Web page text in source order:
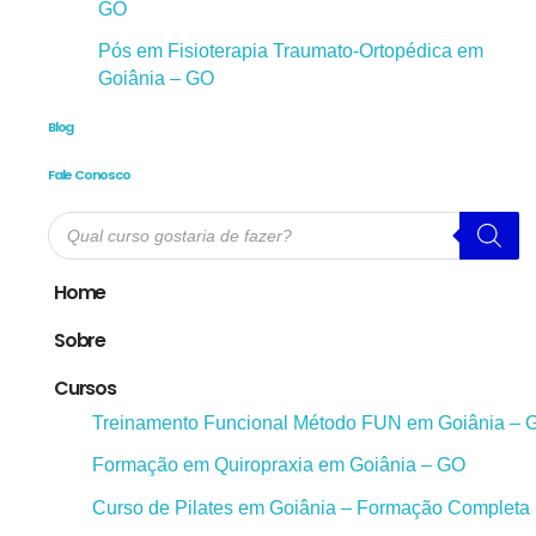
GO
Pós em Fisioterapia Traumato-Ortopédica em
Goiânia – GO
Blog
Fale Conosco
Pesquisar
produtos
Home
Sobre
Cursos
Treinamento Funcional Método FUN em Goiânia –
Formação em Quiropraxia em Goiânia – GO
Curso de Pilates em Goiânia – Formação Completa